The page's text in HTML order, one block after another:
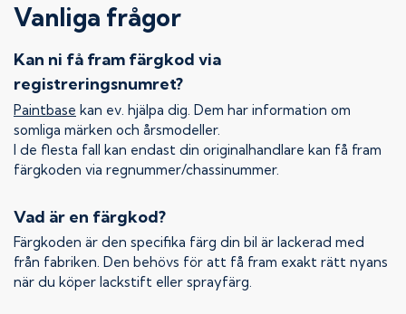
Vanliga frågor
Kan ni få fram färgkod via
registreringsnumret?
Paintbase kan ev. hjälpa dig. Dem har information om
somliga märken och årsmodeller.
I de flesta fall kan endast din originalhandlare kan få fram
färgkoden via regnummer/chassinummer.
Vad är en färgkod?
Färgkoden är den specifika färg din bil är lackerad med
från fabriken. Den behövs för att få fram exakt rätt nyans
när du köper lackstift eller sprayfärg.